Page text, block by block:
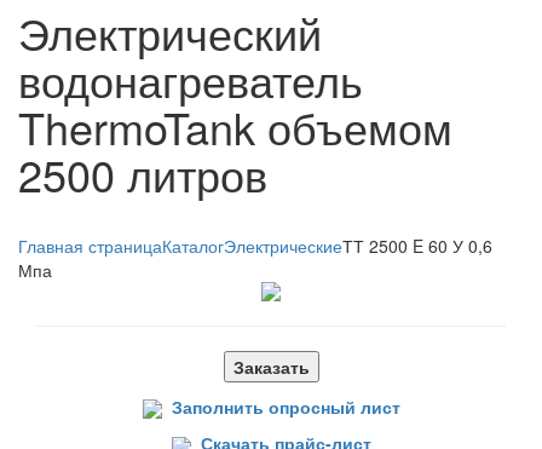
Электрический
водонагреватель
ThermoTank объемом
2500 литров
Главная страницаКаталогЭлектрическиеТТ 2500 E 60 У 0,6
Мпа
Заказать
Заполнить опросный лист
Скачать прайс-лист